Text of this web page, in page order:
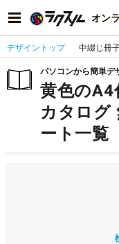
オン
デザイントップ 中綴じ冊
パソコンから簡単デ
黄色のA4
カタログ
ート一覧